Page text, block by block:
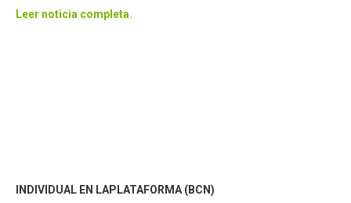
Leer noticia completa.
INDIVIDUAL EN LAPLATAFORMA (BCN)